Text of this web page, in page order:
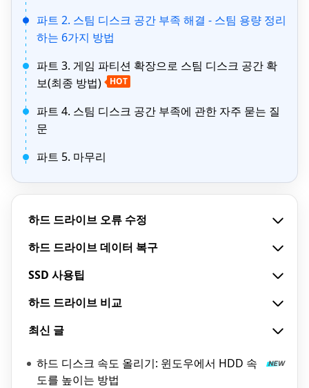
파트 2. 스팀 디스크 공간 부족 해결 - 스팀 용량 정리
하는 6가지 방법
파트 3. 게임 파티션 확장으로 스팀 디스크 공간 확
보(최종 방법)
HOT
파트 4. 스팀 디스크 공간 부족에 관한 자주 묻는 질
문
파트 5. 마무리
하드 드라이브 오류 수정
하드 드라이브 데이터 복구
SSD 사용팁
하드 드라이브 비교
최신 글
하드 디스크 속도 올리기: 윈도우에서 HDD 속
도를 높이는 방법